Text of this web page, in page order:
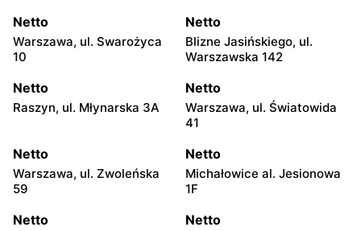
Netto
Warszawa, ul. Swarożyca
10
Netto
Blizne Jasińskiego, ul.
Warszawska 142
Netto
Raszyn, ul. Młynarska 3A
Netto
Warszawa, ul. Światowida
41
Netto
Warszawa, ul. Zwoleńska
59
Netto
Michałowice al. Jesionowa
1F
Netto Netto